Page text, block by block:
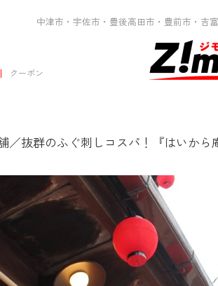
中津市・宇佐市・豊後高田市・豊前市・吉
クーポン
／抜群のふぐ刺しコスパ！『はいから